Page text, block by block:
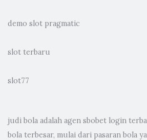
demo slot pragmatic
slot terbaru
slot77
judi bola adalah agen sbobet login
bola terbesar, mulai dari pasaran bola